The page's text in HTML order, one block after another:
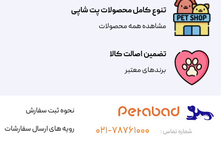
تضمین اصالت کالا
​​برندهای معتبر​​​​​​​
تنوع کامل محصولات پت شاپی
مشاهده همه محصولات
شماره تماس : ۰۲۱-۷۸۷۶۱۰۰۰
نحوه ثبت سفارش
رویه های ارسال سفارشات